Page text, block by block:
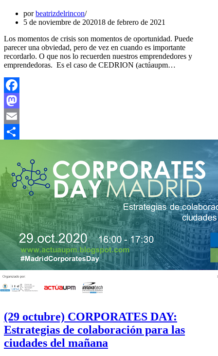
porbeatrizdelrincon
5 de noviembre de 202018 de febrero de 2021
Los momentos de crisis son momentos de oportunidad. Puede
parecer una obviedad, pero de vez en cuando es importante
recordarlo. O que nos lo recuerden nuestros emprendedores y
emprendedoras. Es el caso de CEDRION (actúaupm…
Facebook
Mastodon
Email
(29 octubre) CORPORATES DAY:
Estrategias de colaboración para las
ciudades del mañana